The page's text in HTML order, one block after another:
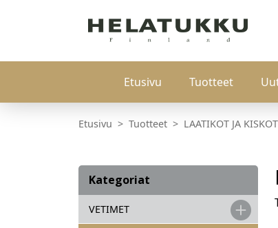
Etusivu Tuotteet
Etusivu Tuotteet LAATIKOT JA KISKOT
Kategoriat
VETIMET